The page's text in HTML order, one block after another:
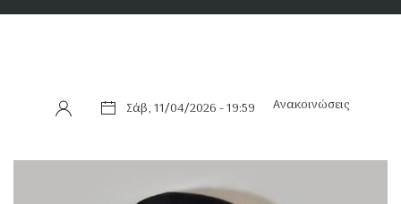
Σάβ, 11/04/2026 - 19:59 Ανακοινώσεις